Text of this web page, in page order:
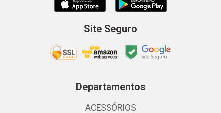
Site Seguro
Departamentos
ACESSÓRIOS